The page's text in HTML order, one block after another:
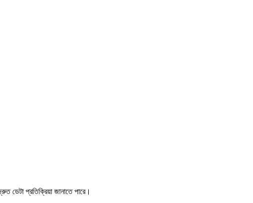
ডেটা প্রতিক্রিয়া জানাতে পারে।